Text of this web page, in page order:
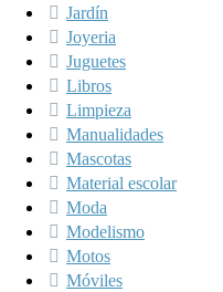
Jardín
Joyeria
Juguetes
Libros
Limpieza
Manualidades
Mascotas
Material escolar
Moda
Modelismo
Motos
Móviles